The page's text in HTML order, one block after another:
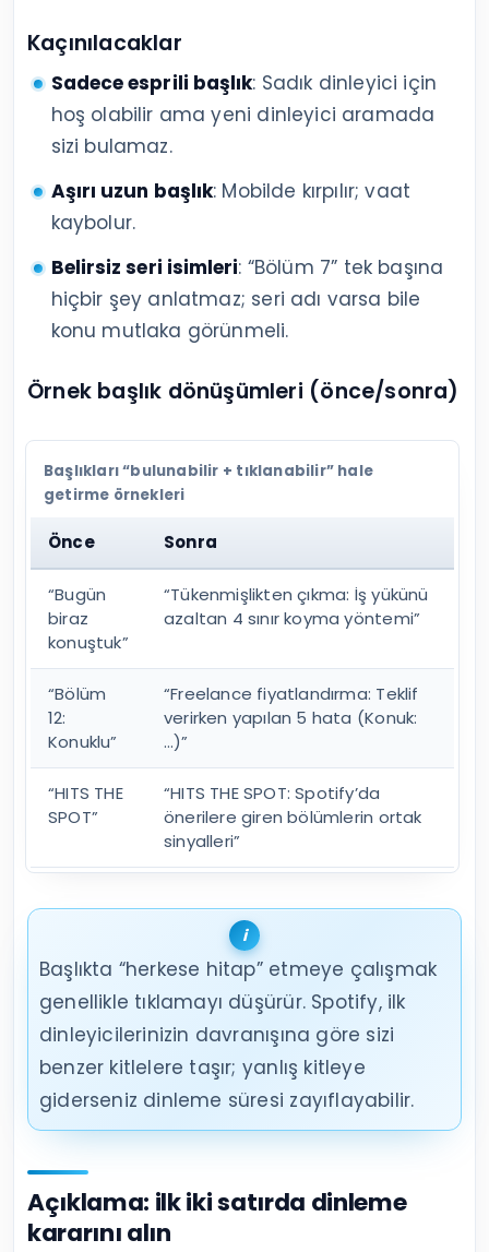
Kaçınılacaklar
Sadece esprili başlık: Sadık dinleyici için
hoş olabilir ama yeni dinleyici aramada
sizi bulamaz.
Aşırı uzun başlık: Mobilde kırpılır; vaat
kaybolur.
Belirsiz seri isimleri: “Bölüm 7” tek başına
hiçbir şey anlatmaz; seri adı varsa bile
konu mutlaka görünmeli.
Örnek başlık dönüşümleri (önce/sonra)
Başlıkları “bulunabilir + tıklanabilir” hale
getirme örnekleri
Önce Sonra
“Bugün
biraz
konuştuk”
“Tükenmişlikten çıkma: İş yükünü
azaltan 4 sınır koyma yöntemi”
“Bölüm
12:
Konuklu”
“Freelance fiyatlandırma: Teklif
verirken yapılan 5 hata (Konuk:
…)”
“HITS THE
SPOT”
“HITS THE SPOT: Spotify’da
önerilere giren bölümlerin ortak
sinyalleri”
Başlıkta “herkese hitap” etmeye çalışmak
genellikle tıklamayı düşürür. Spotify, ilk
dinleyicilerinizin davranışına göre sizi
benzer kitlelere taşır; yanlış kitleye
giderseniz dinleme süresi zayıflayabilir.
Açıklama: ilk iki satırda dinleme
kararını alın